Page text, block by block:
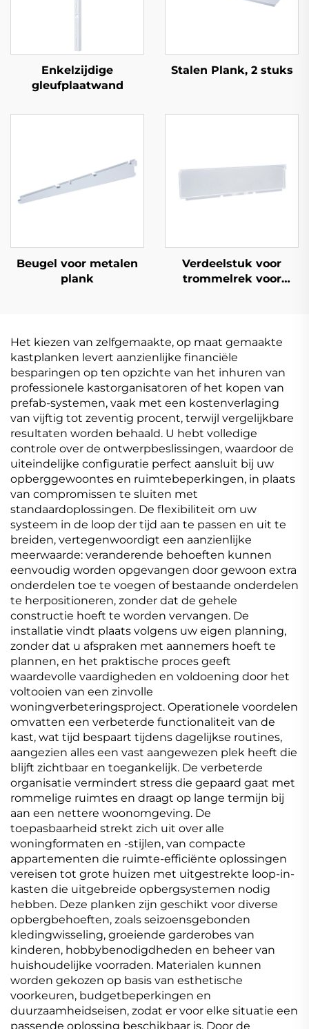
Enkelzijdige
gleufplaatwand
Stalen Plank, 2 stuks
Beugel voor metalen
plank
Verdeelstuk voor
trommelrek voor
Het kiezen van zelfgemaakte, op maat gemaakte
kastplanken levert aanzienlijke financiële
besparingen op ten opzichte van het inhuren van
professionele kastorganisatoren of het kopen van
prefab-systemen, vaak met een kostenverlaging
van vijftig tot zeventig procent, terwijl vergelijkbare
resultaten worden behaald. U hebt volledige
controle over de ontwerpbeslissingen, waardoor de
uiteindelijke configuratie perfect aansluit bij uw
opberggewoontes en ruimtebeperkingen, in plaats
van compromissen te sluiten met
standaardoplossingen. De flexibiliteit om uw
systeem in de loop der tijd aan te passen en uit te
breiden, vertegenwoordigt een aanzienlijke
meerwaarde: veranderende behoeften kunnen
eenvoudig worden opgevangen door gewoon extra
onderdelen toe te voegen of bestaande onderdelen
te herpositioneren, zonder dat de gehele
constructie hoeft te worden vervangen. De
installatie vindt plaats volgens uw eigen planning,
zonder dat u afspraken met aannemers hoeft te
plannen, en het praktische proces geeft
waardevolle vaardigheden en voldoening door het
voltooien van een zinvolle
woningverbeteringsproject. Operationele voordelen
omvatten een verbeterde functionaliteit van de
kast, wat tijd bespaart tijdens dagelijkse routines,
aangezien alles een vast aangewezen plek heeft die
blijft zichtbaar en toegankelijk. De verbeterde
organisatie vermindert stress die gepaard gaat met
rommelige ruimtes en draagt op lange termijn bij
aan een nettere woonomgeving. De
toepasbaarheid strekt zich uit over alle
woningformaten en -stijlen, van compacte
appartementen die ruimte-efficiënte oplossingen
vereisen tot grote huizen met uitgestrekte loop-in-
kasten die uitgebreide opbergsystemen nodig
hebben. Deze planken zijn geschikt voor diverse
opbergbehoeften, zoals seizoensgebonden
kledingwisseling, groeiende garderobes van
kinderen, hobbybenodigdheden en beheer van
huishoudelijke voorraden. Materialen kunnen
worden gekozen op basis van esthetische
voorkeuren, budgetbeperkingen en
duurzaamheidseisen, zodat er voor elke situatie een
passende oplossing beschikbaar is. Door de